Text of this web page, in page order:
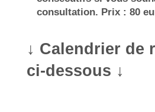
consultation. Prix : 80
↓ Calendrier de
ci-dessous ↓